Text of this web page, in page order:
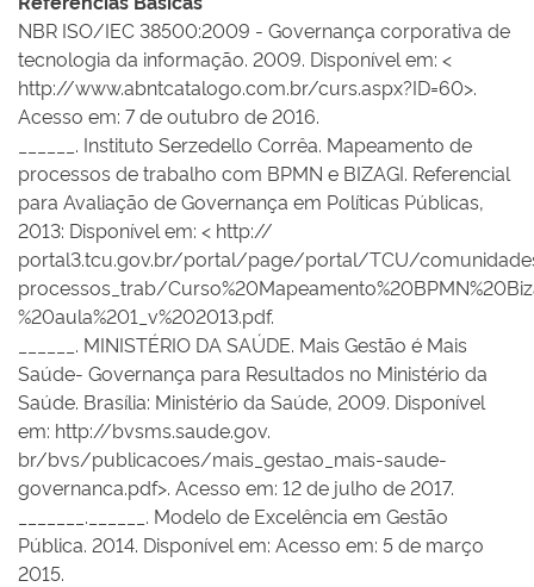
NBR ISO/IEC 38500:2009 - Governança corporativa de
tecnologia da informação. 2009. Disponível em: <
http://www.abntcatalogo.com.br/curs.aspx?ID=60>.
Acesso em: 7 de outubro de 2016.
______. Instituto Serzedello Corrêa. Mapeamento de
processos de trabalho com BPMN e BIZAGI. Referencial
para Avaliação de Governança em Políticas Públicas,
2013: Disponível em: < http://
portal3.tcu.gov.br/portal/page/portal/TCU/
processos_trab/
%20aula%201_v%202013.pdf.
______. MINISTÉRIO DA SAÚDE. Mais Gestão é Mais
Saúde- Governança para Resultados no Ministério da
Saúde. Brasília: Ministério da Saúde, 2009. Disponível
em: http://bvsms.saude.gov.
br/bvs/publicacoes/mais_gestao_mais-saude-
governanca.pdf>. Acesso em: 12 de julho de 2017.
_______.______. Modelo de Excelência em Gestão
Pública. 2014. Disponível em: Acesso em: 5 de março
2015.